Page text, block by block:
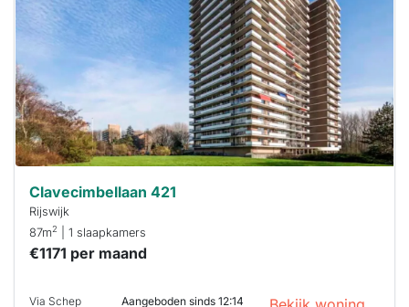
maken moet je
Stekkies helpt
je hierbij!
Clavecimbellaan 421
Rijswijk
87m2 | 1 slaapkamers
€1171 per maand
Via Schep Aangeboden sinds 12:14